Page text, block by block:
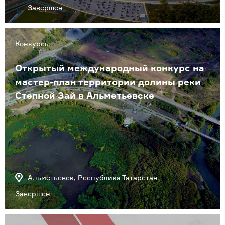
Завершен
Конкурсы
Открытый международный конкурс на
мастер-план территории долины реки
Степной Зай в Альметьевске
Альметьевск, Республика Татарстан
Завершен